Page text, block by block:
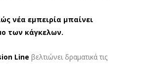
νέα εμπειρία μπαίνει
των κάγκελων.
Line βελτιώνει δραματικά τις